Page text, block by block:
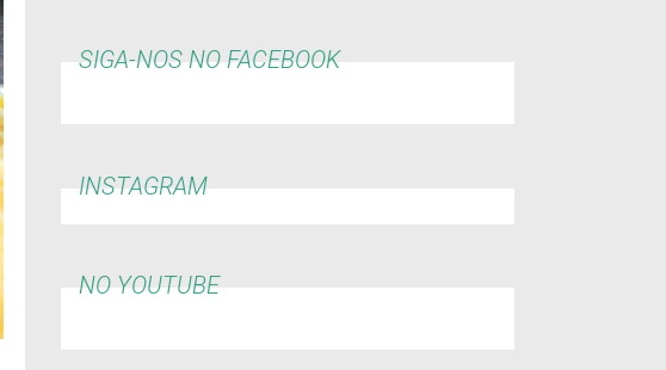
SIGA-NOS NO FACEBOOK
INSTAGRAM
NO YOUTUBE